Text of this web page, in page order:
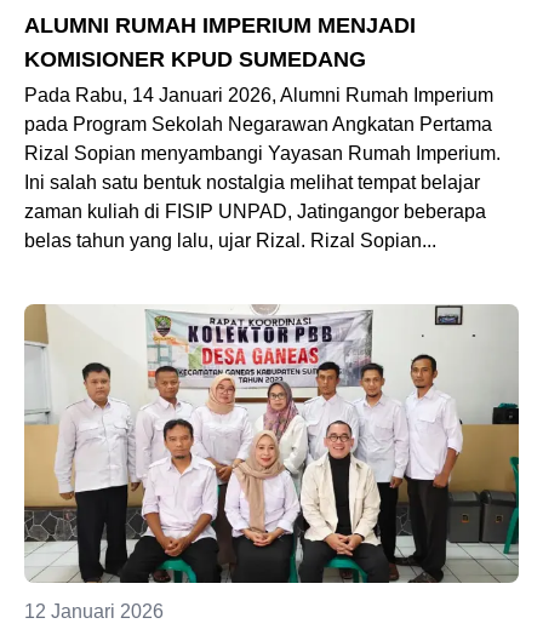
ALUMNI RUMAH IMPERIUM MENJADI
KOMISIONER KPUD SUMEDANG
Pada Rabu, 14 Januari 2026, Alumni Rumah Imperium
pada Program Sekolah Negarawan Angkatan Pertama
Rizal Sopian menyambangi Yayasan Rumah Imperium.
Ini salah satu bentuk nostalgia melihat tempat belajar
zaman kuliah di FISIP UNPAD, Jatingangor beberapa
belas tahun yang lalu, ujar Rizal. Rizal Sopian...
12 Januari 2026